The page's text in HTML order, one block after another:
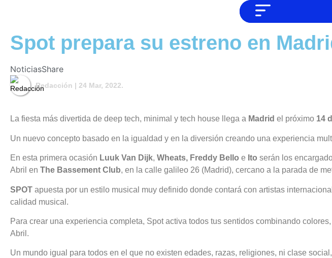
TAMBIÉN TE
Spot prepara su estreno en
NoticiasShare
Redacción | 24 Mar, 2022.
La fiesta más divertida de deep tech, minimal y tech house llega a Madrid el próximo 14
Un nuevo concepto basado en la igualdad y en la diversión creando una experiencia
En esta primera ocasión Luuk Van Dijk, Wheats, Freddy Bello e Ito serán los
Abril en The Bassement Club, en la calle galileo 26 (Madrid), cercano a la parada de
SPOT apuesta por un estilo musical muy definido donde contará con artistas
calidad musical.
Para crear una experiencia completa, Spot activa todos tus sentidos combinando
Abril.
Un mundo igual para todos en el que no existen edades, razas, religiones, ni clase